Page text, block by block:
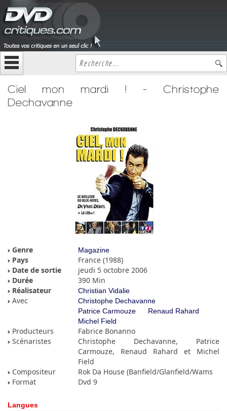
Ciel mon mardi ! - Christophe
Dechavanne
Genre Magazine
Pays
France (1988)
Date de sortie
jeudi 5 octobre 2006
Durée
390 Min
Réalisateur
Christian Vidalie
Avec
Christophe Dechavanne
Patrice Carmouze
Renaud Rahard
Michel Field
Producteurs
Fabrice Bonanno
Scénaristes
Christophe Dechavanne, Patrice
Carmouze, Renaud Rahard et Michel
Field
Compositeur
Rok Da House (Banfield/Glanfield/Wams
Format
Dvd 9
Langues